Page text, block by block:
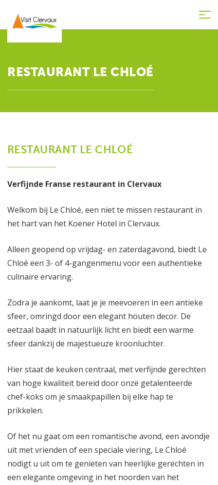
RESTAURANT LE CHLOÉ
RESTAURANT LE CHLOÉ
Verfijnde Franse restaurant in Clervaux
Welkom bij Le Chloé, een niet te missen restaurant in
het hart van het Koener Hotel in Clervaux.
Alleen geopend op vrijdag- en zaterdagavond, biedt Le
Chloé een 3- of 4-gangenmenu voor een authentieke
culinaire ervaring.
Zodra je aankomt, laat je je meevoeren in een antieke
sfeer, omringd door een elegant houten decor. De
eetzaal baadt in natuurlijk licht en biedt een warme
sfeer dankzij de majestueuze kroonluchter.
Hier staat de keuken centraal, met verfijnde gerechten
van hoge kwaliteit bereid door onze getalenteerde
chef-koks om je smaakpapillen bij elke hap te
prikkelen.
Of het nu gaat om een romantische avond, een avondje
uit met vrienden of een speciale viering, Le Chloé
nodigt u uit om te genieten van heerlijke gerechten in
een elegante omgeving in het noorden van het